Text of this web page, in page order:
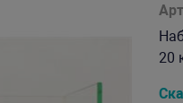
20